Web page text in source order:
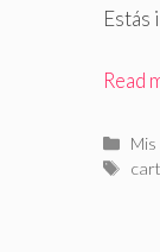
Estás
Read
Mis